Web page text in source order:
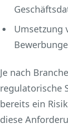
Umsetzung
Je nach
regulatorische
bereits ein
diese